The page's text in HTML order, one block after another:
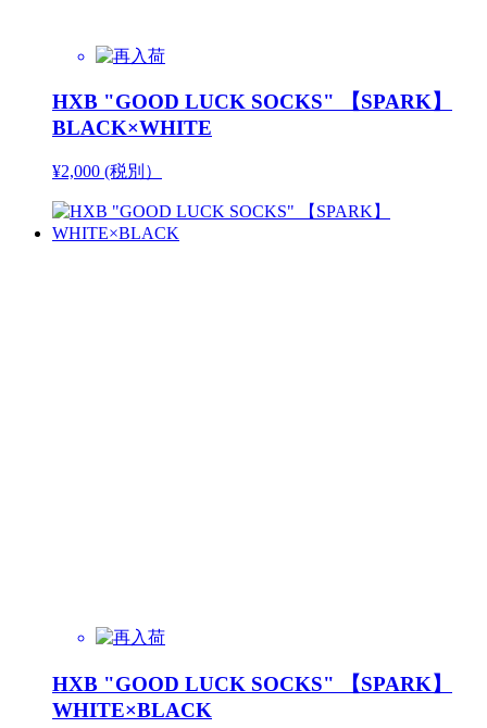
HXB "GOOD LUCK SOCKS" 【SPARK】
BLACK×WHITE
¥2,000 (税別）
HXB "GOOD LUCK SOCKS" 【SPARK】
WHITE×BLACK